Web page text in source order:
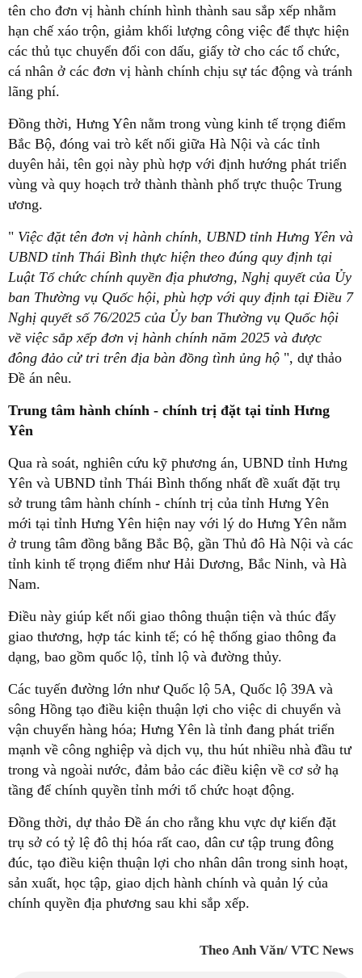
tên cho đơn vị hành chính hình thành sau sắp xếp nhằm
hạn chế xáo trộn, giảm khối lượng công việc để thực hiện
các thủ tục chuyển đổi con dấu, giấy tờ cho các tổ chức,
cá nhân ở các đơn vị hành chính chịu sự tác động và tránh
lãng phí.
Đồng thời, Hưng Yên nằm trong vùng kinh tế trọng điểm
Bắc Bộ, đóng vai trò kết nối giữa Hà Nội và các tỉnh
duyên hải, tên gọi này phù hợp với định hướng phát triển
vùng và quy hoạch trở thành thành phố trực thuộc Trung
ương.
" Việc đặt tên đơn vị hành chính, UBND tỉnh Hưng Yên và
UBND tỉnh Thái Bình thực hiện theo đúng quy định tại
Luật Tổ chức chính quyền địa phương, Nghị quyết của Ủy
ban Thường vụ Quốc hội, phù hợp với quy định tại Điều 7
Nghị quyết số 76/2025 của Ủy ban Thường vụ Quốc hội
về việc sắp xếp đơn vị hành chính năm 2025 và được
đông đảo cử tri trên địa bàn đồng tình ủng hộ ", dự thảo
Đề án nêu.
Trung tâm hành chính - chính trị đặt tại tỉnh Hưng
Yên
Qua rà soát, nghiên cứu kỹ phương án, UBND tỉnh Hưng
Yên và UBND tỉnh Thái Bình thống nhất đề xuất đặt trụ
sở trung tâm hành chính - chính trị của tỉnh Hưng Yên
mới tại tỉnh Hưng Yên hiện nay với lý do Hưng Yên nằm
ở trung tâm đồng bằng Bắc Bộ, gần Thủ đô Hà Nội và các
tỉnh kinh tế trọng điểm như Hải Dương, Bắc Ninh, và Hà
Nam.
Điều này giúp kết nối giao thông thuận tiện và thúc đẩy
giao thương, hợp tác kinh tế; có hệ thống giao thông đa
dạng, bao gồm quốc lộ, tỉnh lộ và đường thủy.
Các tuyến đường lớn như Quốc lộ 5A, Quốc lộ 39A và
sông Hồng tạo điều kiện thuận lợi cho việc di chuyển và
vận chuyển hàng hóa; Hưng Yên là tỉnh đang phát triển
mạnh về công nghiệp và dịch vụ, thu hút nhiều nhà đầu tư
trong và ngoài nước, đảm bảo các điều kiện về cơ sở hạ
tầng để chính quyền tỉnh mới tổ chức hoạt động.
Đồng thời, dự thảo Đề án cho rằng khu vực dự kiến đặt
trụ sở có tỷ lệ đô thị hóa rất cao, dân cư tập trung đông
đúc, tạo điều kiện thuận lợi cho nhân dân trong sinh hoạt,
sản xuất, học tập, giao dịch hành chính và quản lý của
chính quyền địa phương sau khi sắp xếp.
Theo Anh Văn/ VTC News